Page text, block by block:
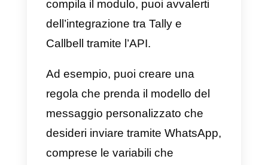
utenti che compilano un
moduloTally
Questa integrazione consente
l’invio automatico di unmodello
WhatsApp
a tutti gli utenti che
completano il video form in Tally,